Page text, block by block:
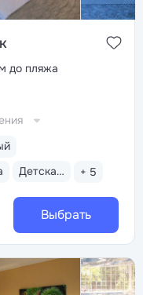
до пляжа
Детская анимация + 5
Выбрать